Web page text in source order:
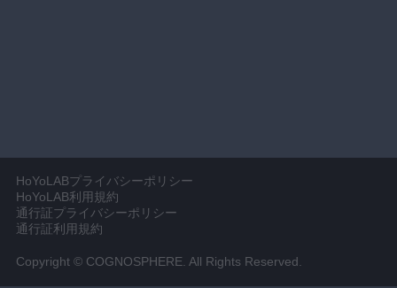
HoYoLABプライバシーポリシー
HoYoLAB利用規約
通行証プライバシーポリシー
通行証利用規約
Copyright © COGNOSPHERE. All Rights Reserved.